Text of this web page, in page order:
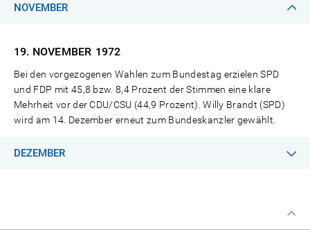
NOVEMBER
19. NOVEMBER 1972
Bei den vorgezogenen Wahlen zum Bundestag erzielen SPD
und FDP mit 45,8 bzw. 8,4 Prozent der Stimmen eine klare
Mehrheit vor der CDU/CSU (44,9 Prozent). Willy Brandt (SPD)
wird am 14. Dezember erneut zum Bundeskanzler gewählt.
DEZEMBER